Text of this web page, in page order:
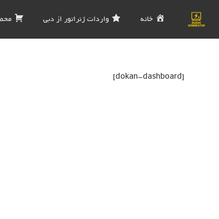
خانه واردات ژنراتور از دبی
[dokan-dashboard]